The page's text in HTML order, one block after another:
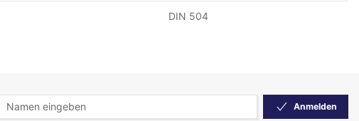
DIN 504
Anmelden